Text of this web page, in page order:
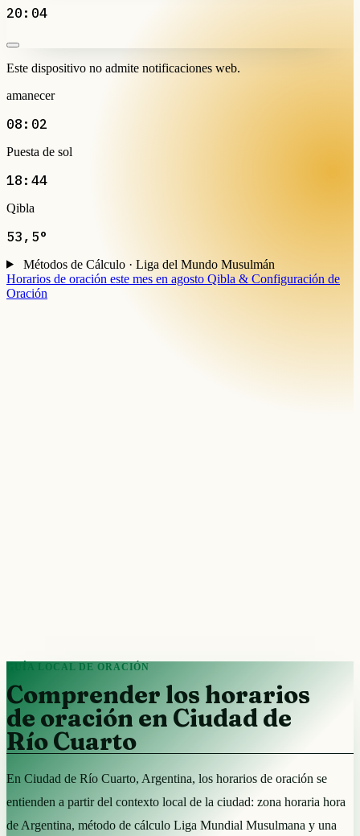
20:04
Este dispositivo no admite notificaciones web.
amanecer
08:02
Puesta de sol
18:44
Qibla
53,5°
Métodos de Cálculo · Liga del Mundo Musulmán
Horarios de oración este mes en agosto Qibla & Configuración de
Oración
GUÍA LOCAL DE ORACIÓN
Comprender los horarios
de oración en Ciudad de
Río Cuarto
En Ciudad de Río Cuarto, Argentina, los horarios de oración se
entienden a partir del contexto local de la ciudad: zona horaria hora
de Argentina, método de cálculo Liga Mundial Musulmana y una